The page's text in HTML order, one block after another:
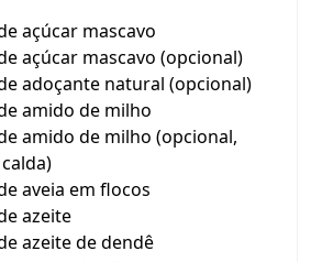
açúcar mascavo
açúcar mascavo (opcional)
adoçante natural (opcional)
amido de milho
amido de milho (opcional,
aveia em flocos
azeite
azeite de dendê